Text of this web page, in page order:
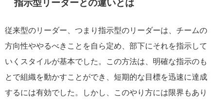
指示型リーダーとの違いとは
従来型のリーダー、つまり指示型のリーダーは、チームの
方向性ややるべきことを自ら定め、部下にそれを指示して
いくスタイルが基本でした。この方法は、明確な指示のも
とで組織を動かすことができ、短期的な目標を迅速に達成
するには有効でした。しかし、このやり方には限界もあり